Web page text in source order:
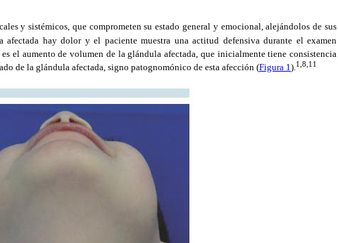
y sistémicos, que comprometen su estado general y emocional, alejándolos de sus
afectada hay dolor y el paciente muestra una actitud defensiva durante el examen
el aumento de volumen de la glándula afectada, que inicialmente tiene consistencia
de la glándula afectada, signo patognomónico de esta afección (Figura 1).1,8,11